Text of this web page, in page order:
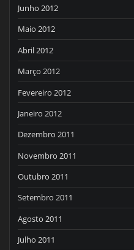
Junho 2012
Maio 2012
Abril 2012
Março 2012
Fevereiro 2012
Janeiro 2012
Dezembro 2011
Novembro 2011
Outubro 2011
Setembro 2011
Agosto 2011
Julho 2011